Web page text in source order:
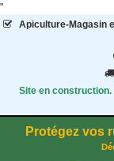
"
Apiculture-Magasin
Site en
Protégez vos